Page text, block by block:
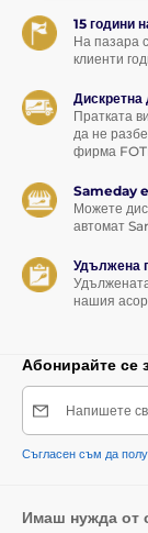
15 години
На пазара
клиенти
Дискретна
Пратката
да не
фирма
Sameday
Можете
автомат
Удължена
нашия
Абонирайте се
Напишете
Съгласен съм да
Имаш нужда от